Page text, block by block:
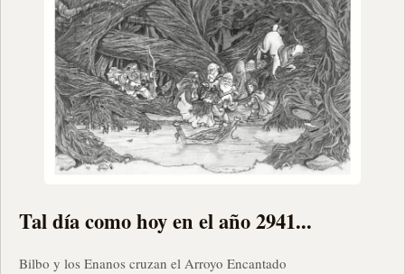
Tal día como hoy en el año 2941...
Bilbo y los Enanos cruzan el Arroyo Encantado